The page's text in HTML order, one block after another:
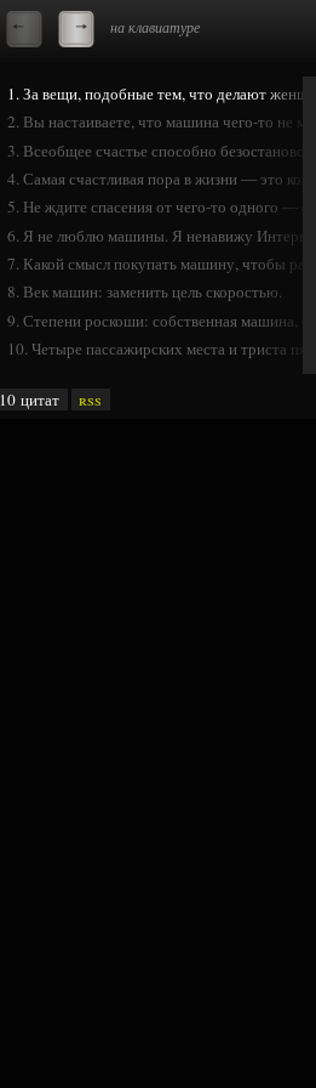
на клавиатуре
1. За вещи, подобные тем, что делают
2. Вы настаиваете, что машина чего-то не
3. Всеобщее счастье способно
4. Самая счастливая пора в жизни — это
5. Не ждите спасения от чего-то одного —
6. Я не люблю машины. Я ненавижу
7. Какой смысл покупать машину, чтобы
8. Век машин: заменить цель скоростью.
9. Степени роскоши: собственная машина,
10. Четыре пассажирских места и триста
10 цитат rss